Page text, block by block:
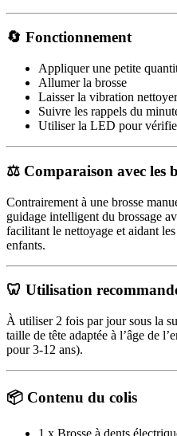
🔄 Fonctionnement
Appliquer une petite
Allumer la brosse
Laisser la vibration
Suivre les rappels du
Utiliser la LED pour
⚖️ Comparaison avec les
Contrairement à une brosse
guidage intelligent du brossage
facilitant le nettoyage et aidant
enfants.
🦷 Utilisation
À utiliser 2 fois par jour sous la
taille de tête adaptée à l’âge de
pour 3-12 ans).
📦 Contenu du colis